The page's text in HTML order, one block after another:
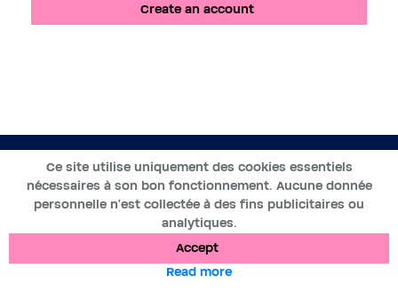
Create an account
EN
2019-2025 ©BWT by Wess Soft - All rights reserved
Data protectionCookiesLegal notices
Accept
Ce site utilise uniquement des cookies essentiels
nécessaires à son bon fonctionnement. Aucune donnée
personnelle n’est collectée à des fins publicitaires ou
analytiques.
Read more